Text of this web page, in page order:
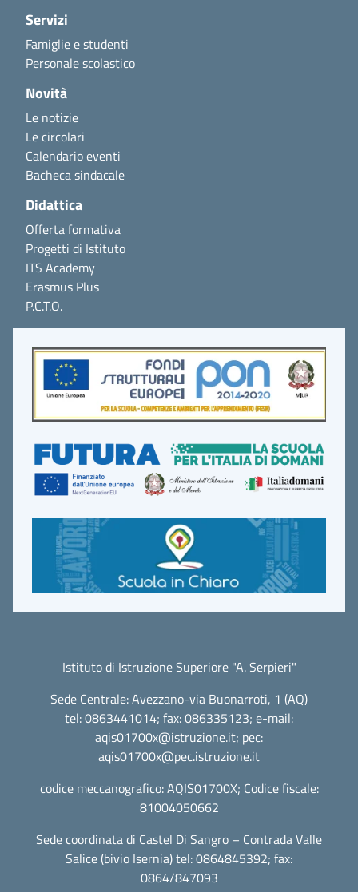
Servizi
Famiglie e studenti
Personale scolastico
Novità
Le notizie
Le circolari
Calendario eventi
Bacheca sindacale
Didattica
Offerta formativa
Progetti di Istituto
ITS Academy
Erasmus Plus
P.C.T.O.
Istituto di Istruzione Superiore "A. Serpieri"
Sede Centrale: Avezzano-via Buonarroti, 1 (AQ)
tel: 0863441014; fax: 086335123; e-mail:
aqis01700x@istruzione.it; pec:
aqis01700x@pec.istruzione.it
codice meccanografico: AQIS01700X; Codice fiscale:
81004050662
Sede coordinata di Castel Di Sangro – Contrada Valle
Salice (bivio Isernia) tel: 0864845392; fax:
0864/847093